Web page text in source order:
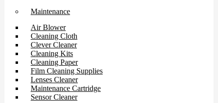
Maintenance
Air Blower
Cleaning Cloth
Clever Cleaner
Cleaning Kits
Cleaning Paper
Film Cleaning Supplies
Lenses Cleaner
Maintenance Cartridge
Sensor Cleaner